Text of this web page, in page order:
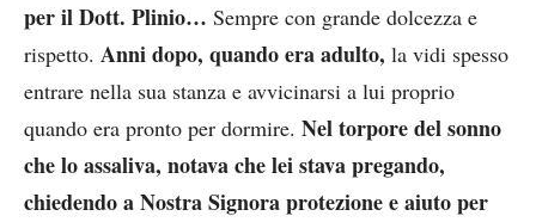
per il Dott. Plinio… Sempre con grande dolcezza e
rispetto. Anni dopo, quando era adulto, la vidi spesso
entrare nella sua stanza e avvicinarsi a lui proprio
quando era pronto per dormire. Nel torpore del sonno
che lo assaliva, notava che lei stava pregando,
chiedendo a Nostra Signora protezione e aiuto per